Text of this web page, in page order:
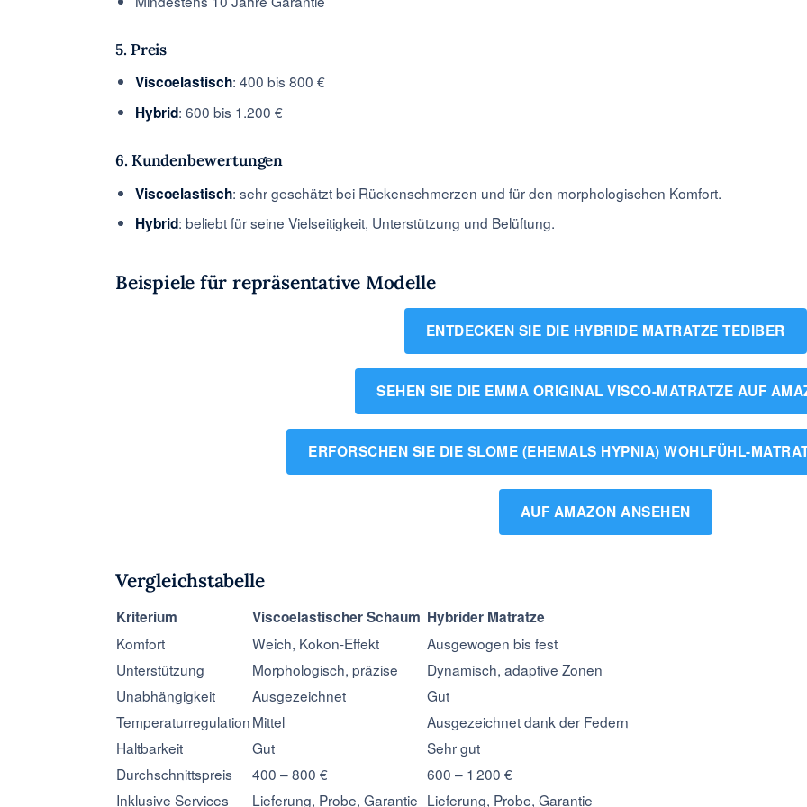
5. Preis
Viscoelastisch: 400 bis 800 €
Hybrid: 600 bis 1.200 €
6. Kundenbewertungen
Viscoelastisch: sehr geschätzt bei Rückenschmerzen und für den morphologischen Komfort.
Hybrid: beliebt für seine Vielseitigkeit, Unterstützung und Belüftung.
Beispiele für repräsentative Modelle
ENTDECKEN SIE DIE HYBRIDE MATRATZE TEDIBER
SEHEN SIE DIE EMMA ORIGINAL VISCO-MATRATZE AUF
ERFORSCHEN SIE DIE SLOME (EHEMALS HYPNIA) WOHLFÜHL-
AUF AMAZON ANSEHEN
Vergleichstabelle
Kriterium Viscoelastischer Schaum Hybrider Matratze
Komfort
Weich, Kokon-Effekt
Ausgewogen bis fest
Unterstützung
Morphologisch, präzise
Dynamisch, adaptive Zonen
Unabhängigkeit
Ausgezeichnet
Gut
TemperaturregulationMittel
Ausgezeichnet dank der Federn
Haltbarkeit
Gut
Sehr gut
Durchschnittspreis
400 – 800 €
600 – 1 200 €
Inklusive Services
Lieferung, Probe, Garantie Lieferung, Probe, Garantie